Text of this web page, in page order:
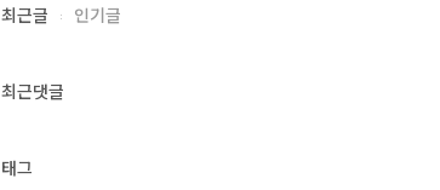
최근글 인기글
최근댓글
태그